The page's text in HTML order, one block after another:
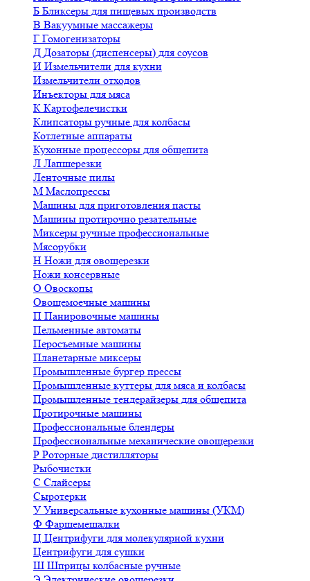
Б Бликсеры для пищевых производств
В Вакуумные массажеры
Г Гомогенизаторы
Д Дозаторы (диспенсеры) для соусов
И Измельчители для кухни
Измельчители отходов
Инъекторы для мяса
К Картофелечистки
Клипсаторы ручные для колбасы
Котлетные аппараты
Кухонные процессоры для общепита
Л Лапшерезки
Ленточные пилы
М Маслопрессы
Машины для приготовления пасты
Машины протирочно резательные
Миксеры ручные профессиональные
Мясорубки
Н Ножи для овощерезки
Ножи консервные
О Овоскопы
Овощемоечные машины
П Панировочные машины
Пельменные автоматы
Перосъемные машины
Планетарные миксеры
Промышленные бургер прессы
Промышленные куттеры для мяса и колбасы
Промышленные тендерайзеры для общепита
Протирочные машины
Профессиональные блендеры
Профессиональные механические овощерезки
Р Роторные дистилляторы
Рыбочистки
С Слайсеры
Сыротерки
У Универсальные кухонные машины (УКМ)
Ф Фаршемешалки
Ц Центрифуги для молекулярной кухни
Центрифуги для сушки
Ш Шприцы колбасные ручные